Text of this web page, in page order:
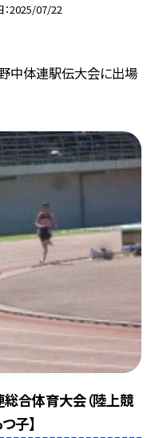
2025/07/22
野中体連駅伝大会に出場
総合体育大会（陸上競
子】